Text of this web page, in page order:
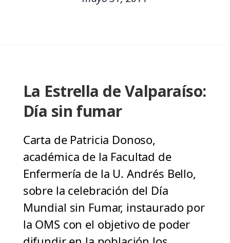
La Estrella de Valparaíso:
Día sin fumar
Carta de Patricia Donoso,
académica de la Facultad de
Enfermería de la U. Andrés Bello,
sobre la celebración del Día
Mundial sin Fumar, instaurado por
la OMS con el objetivo de poder